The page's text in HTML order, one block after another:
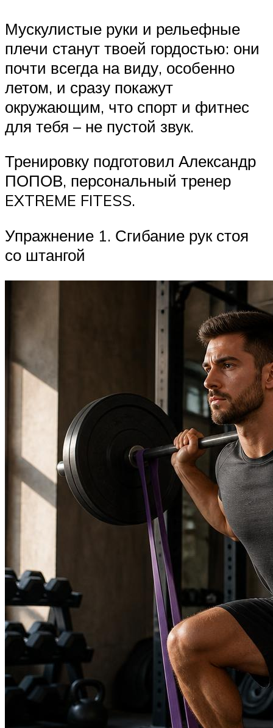
Мускулистые руки и рельефные
плечи станут твоей гордостью: они
почти всегда на виду, особенно
летом, и сразу покажут
окружающим, что спорт и фитнес
для тебя – не пустой звук.
Тренировку подготовил Александр
ПОПОВ, персональный тренер
EXTREME FITESS.
Упражнение 1. Сгибание рук стоя
со штангой